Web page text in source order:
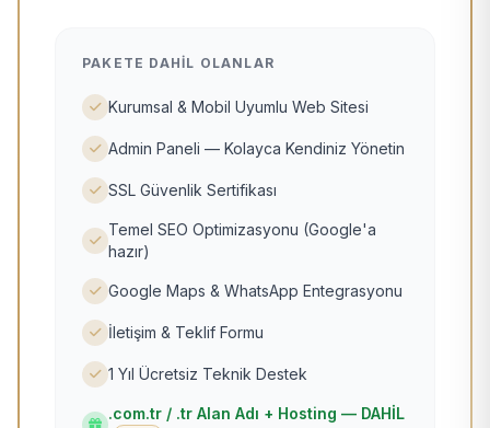
PAKETE DAHIL OLANLAR
Kurumsal & Mobil Uyumlu Web Sitesi
Admin Paneli — Kolayca Kendiniz Yönetin
SSL Güvenlik Sertifikası
Temel SEO Optimizasyonu (Google'a
hazır)
Google Maps & WhatsApp Entegrasyonu
İletişim & Teklif Formu
1 Yıl Ücretsiz Teknik Destek
.com.tr / .tr Alan Adı + Hosting — DAHİL